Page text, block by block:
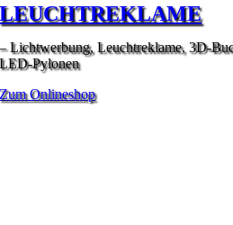
LEUCHTREKLAME
– Lichtwerbung, Leuchtreklame, 3D-
LED-Pylonen
Zum Onlineshop